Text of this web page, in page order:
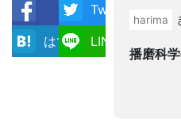
harima
播磨科
facebook
Twitter
はてブ
LINE